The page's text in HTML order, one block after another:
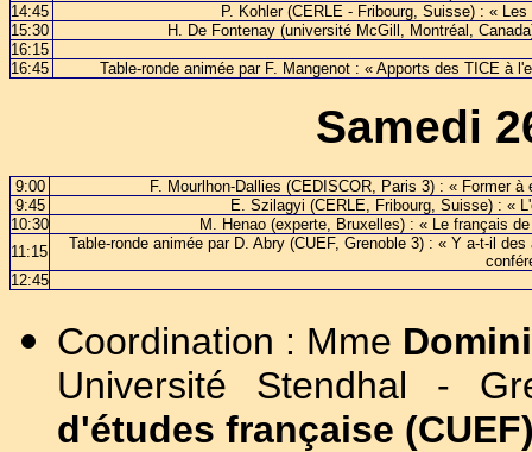
14:45
P. Kohler (CERLE - Fribourg, Suisse) : «
15:30
H. De Fontenay (université McGill, Montréal,
16:15
16:45
Table-ronde animée par F. Mangenot : « Apports des TICE à
Samedi
9:00
F. Mourlhon-Dallies (CEDISCOR, Paris 3) : « Former
9:45
E. Szilagyi (CERLE, Fribourg, Suisse) : «
10:30
M. Henao (experte, Bruxelles) : « Le français
11:15
Table-ronde animée par D. Abry (CUEF, Grenoble 3) : « Y a-t-il
12:45
Coordination : Mme
Université Stendhal -
d'études française